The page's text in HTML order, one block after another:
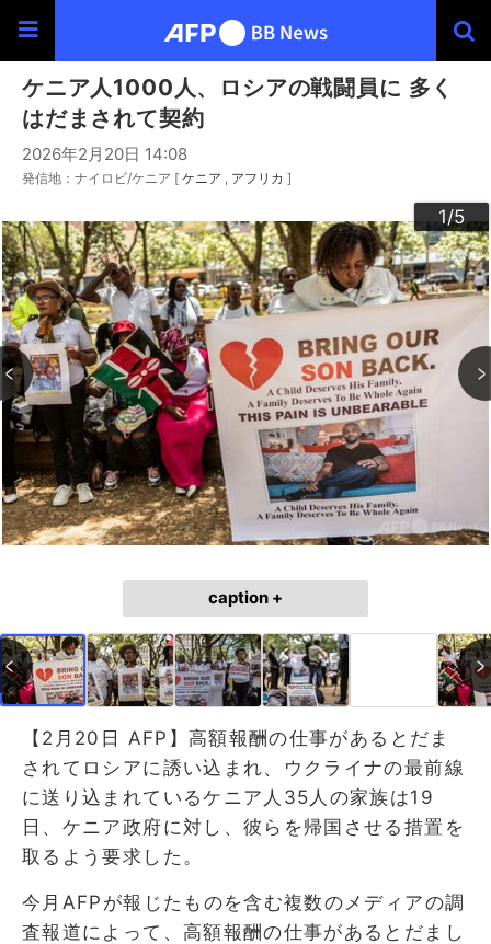
ケニア人1000人、ロシアの戦闘員に 多く
はだまされて契約
2026年2月20日 14:08
発信地：ナイロビ/ケニア [ ケニア アフリカ ]
1/5
2/5
3/5
4/5
5/5
caption +
【2月20日 AFP】高額報酬の仕事があるとだま
されてロシアに誘い込まれ、ウクライナの最前線
に送り込まれているケニア人35人の家族は19
日、ケニア政府に対し、彼らを帰国させる措置を
取るよう要求した。
今月AFPが報じたものを含む複数のメディアの調
査報道によって、高額報酬の仕事があるとだまし